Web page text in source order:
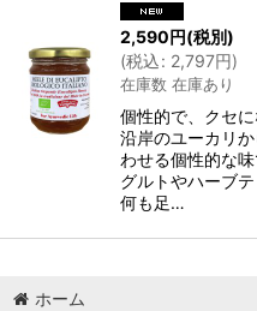
2,590円(税別)
(税込: 2,797円)
在庫数 在庫あり
個性的で、クセ
沿岸のユーカリ
わせる個性的な
グルトやハーブ
何も足…
ホーム